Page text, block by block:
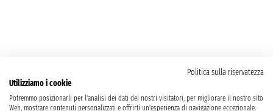
Politica sulla riservatezza
Utilizziamo i cookie
Potremmo posizionarli per l'analisi dei dati dei nostri visitatori, per migliorare il nostro sito
Web, mostrare contenuti personalizzati e offrirti un'esperienza di navigazione eccezionale.